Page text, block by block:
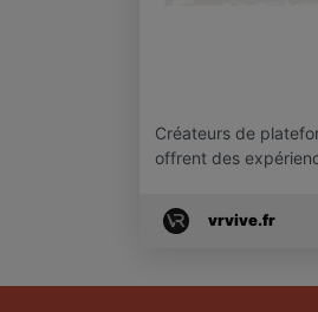
Créateurs de
offrent des
vrvive.fr